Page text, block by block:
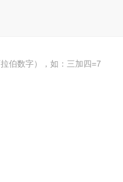
伯数字），如：三加四=7